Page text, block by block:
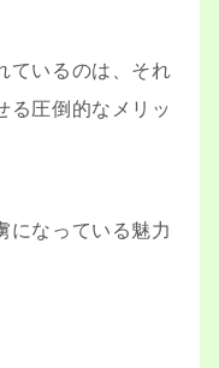
ているのは、それ
る圧倒的なメリッ
になっている魅力